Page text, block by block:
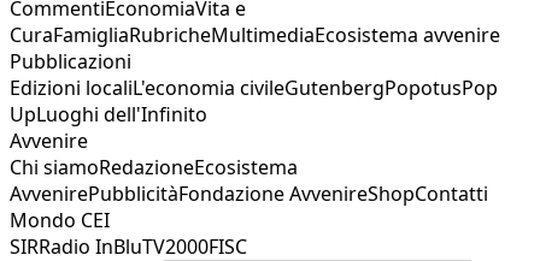
CommentiEconomiaVita e
CuraFamigliaRubricheMultimediaEcosistema avvenire
Pubblicazioni
Edizioni localiL'economia civileGutenbergPopotusPop
UpLuoghi dell'Infinito
Avvenire
Chi siamoRedazioneEcosistema
AvvenirePubblicitàFondazione AvvenireShopContatti
Mondo CEI
SIRRadio InBluTV2000FISC